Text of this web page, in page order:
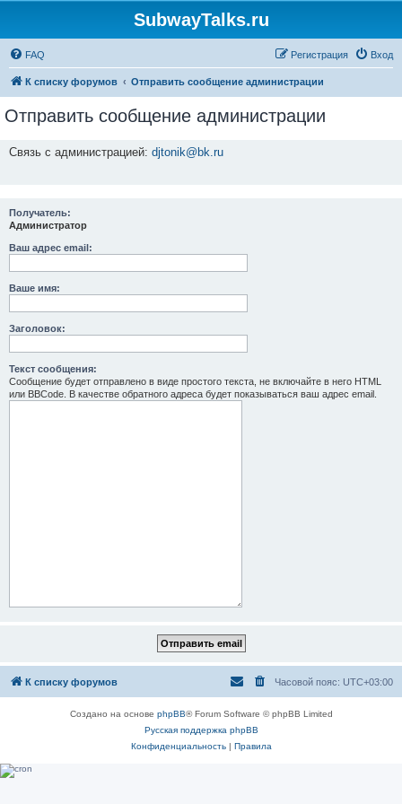
SubwayTalks.ru
FAQ Вход
Регистрация
К списку форумов Отправить сообщение администрации
Отправить сообщение администрации
Связь с администрацией: djtonik@bk.ru
Получатель:
Администратор
Ваш адрес email:
Ваше имя:
Заголовок:
Текст сообщения:
Сообщение будет отправлено в виде простого текста, не включайте в него HTML
или BBCode. В качестве обратного адреса будет показываться ваш адрес email.
К списку форумов Часовой пояс: UTC+03:00
Создано на основе phpBB® Forum Software © phpBB Limited
Русская поддержка phpBB
Конфиденциальность| Правила